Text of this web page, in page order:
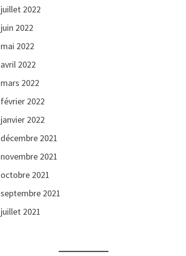
juillet 2022
juin 2022
mai 2022
avril 2022
mars 2022
février 2022
janvier 2022
décembre 2021
novembre 2021
octobre 2021
septembre 2021
juillet 2021